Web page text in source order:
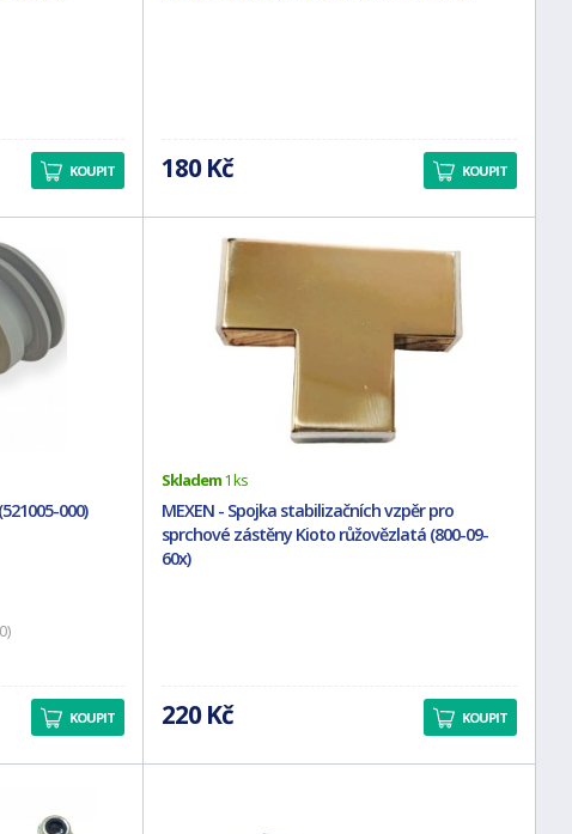
KOUPIT 180 Kč KOUPIT
000)
KOUPIT
Skladem1 ks
MEXEN - Spojka stabilizačních vzpěr pro
sprchové zástěny Kioto růžovězlatá (800-09-
60x)
220 Kč KOUPIT